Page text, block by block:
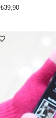
₺39,90